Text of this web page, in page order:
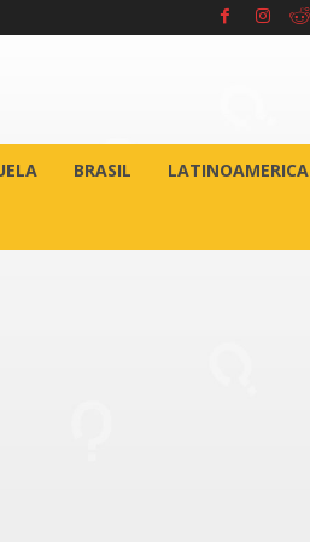
BRASIL LATINOAMERICA